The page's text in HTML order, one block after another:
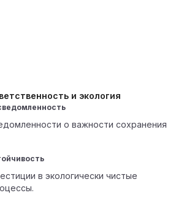
и экология
о важности сохранения
в экологически чистые